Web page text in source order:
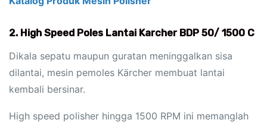
2. High Speed Poles Lantai Karcher BDP 50/ 1500 C
Dikala sepatu maupun guratan meninggalkan sisa
dilantai, mesin pemoles Kärcher membuat lantai
kembali bersinar.
High speed polisher hingga 1500 RPM ini memanglah